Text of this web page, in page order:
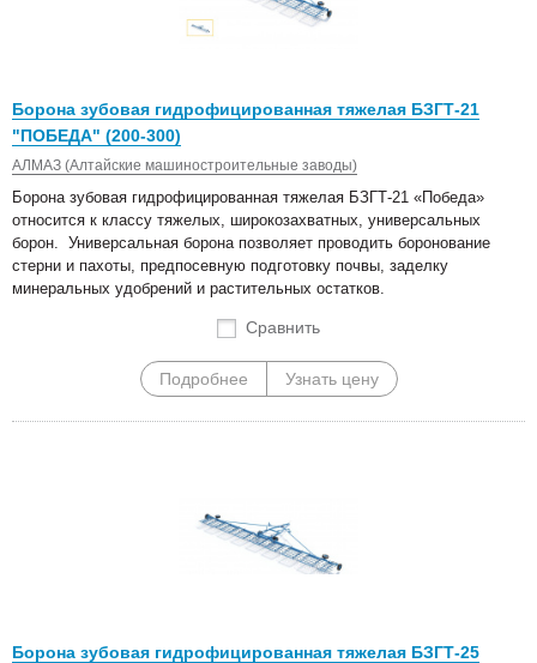
Борона зубовая гидрофицированная тяжелая БЗГТ-21
"ПОБЕДА" (200-300)
АЛМАЗ (Алтайские машиностроительные заводы)
Борона зубовая гидрофицированная тяжелая БЗГТ-21 «Победа»
относится к классу тяжелых, широкозахватных, универсальных
борон. Универсальная борона позволяет проводить боронование
стерни и пахоты, предпосевную подготовку почвы, заделку
минеральных удобрений и растительных остатков.
Сравнить
Подробнее Узнать цену
Борона зубовая гидрофицированная тяжелая БЗГТ-25